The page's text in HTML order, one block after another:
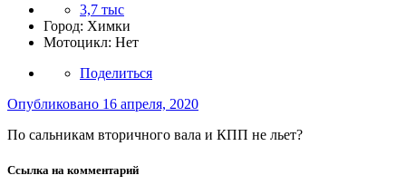
3,7 тыс
Город: Химки
Мотоцикл: Нет
Поделиться
Опубликовано 16 апреля, 2020
По сальникам вторичного вала и КПП не льет?
Ссылка на комментарий